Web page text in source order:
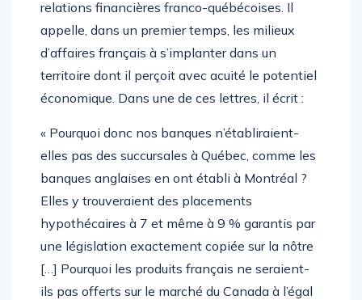
relations financières franco-québécoises. Il
appelle, dans un premier temps, les milieux
d’affaires français à s’implanter dans un
territoire dont il perçoit avec acuité le potentiel
économique. Dans une de ces lettres, il écrit :
« Pourquoi donc nos banques n’établiraient-
elles pas des succursales à Québec, comme les
banques anglaises en ont établi à Montréal ?
Elles y trouveraient des placements
hypothécaires à 7 et même à 9 % garantis par
une législation exactement copiée sur la nôtre
[…] Pourquoi les produits français ne seraient-
ils pas offerts sur le marché du Canada à l’égal